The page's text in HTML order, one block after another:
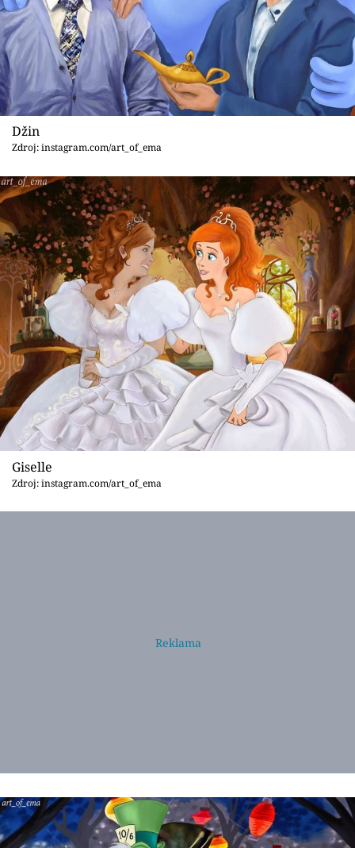
Videa
Sledujte prima+
Přihlášení
Sledujte nás
Džin
Zdroj: instagram.com/art_of_ema
Giselle
Zdroj: instagram.com/art_of_ema